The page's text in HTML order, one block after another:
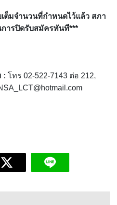
ต็มจำนวนที่กำหนดไว้แล้ว สภา
ารปิดรับสมัครทันที***
: โทร 02-522-7143 ต่อ 212,